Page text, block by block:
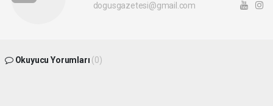
dogusgazetesi@gmail.com
Okuyucu Yorumları (0)